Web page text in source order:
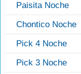
Paisita Noche
Chontico Noche
Pick 4 Noche
Pick 3 Noche